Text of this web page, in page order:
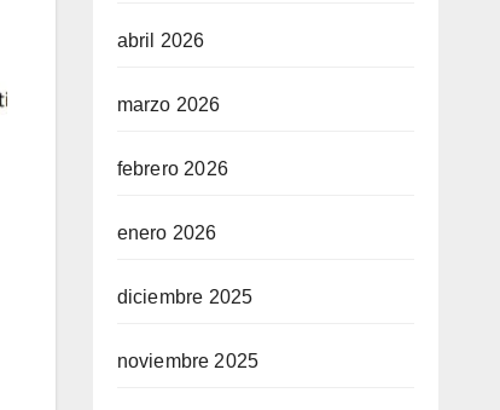
abril 2026
marzo 2026
febrero 2026
enero 2026
diciembre 2025
noviembre 2025